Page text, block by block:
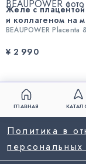
Желе с плацентой
и коллагеном на
BEAUPOWER Placenta
¥ 2 990
ГЛАВНАЯ
Политика в